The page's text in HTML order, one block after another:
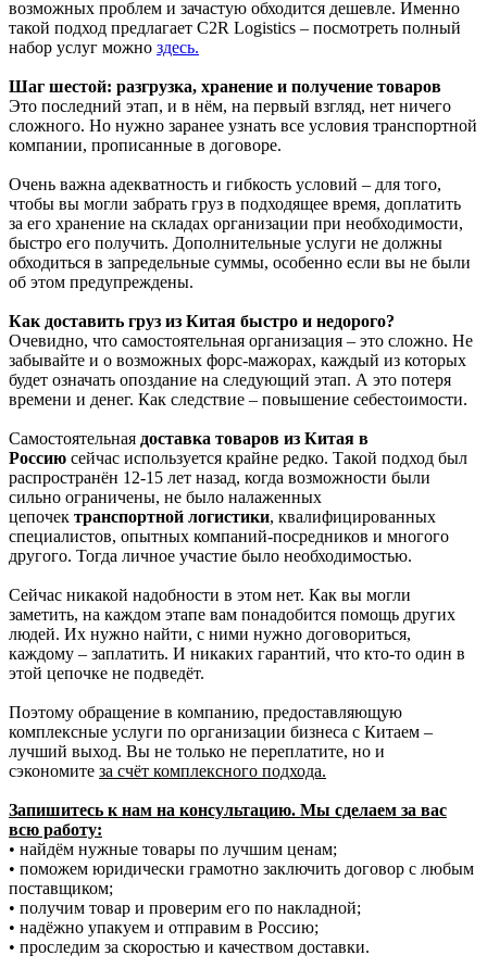
возможных проблем и зачастую обходится дешевле. Именно
такой подход предлагает C2R Logistics – посмотреть полный
набор услуг можно здесь.
Шаг шестой: разгрузка, хранение и получение товаров
Это последний этап, и в нём, на первый взгляд, нет ничего
сложного. Но нужно заранее узнать все условия транспортной
компании, прописанные в договоре.
Очень важна адекватность и гибкость условий – для того,
чтобы вы могли забрать груз в подходящее время, доплатить
за его хранение на складах организации при необходимости,
быстро его получить. Дополнительные услуги не должны
обходиться в запредельные суммы, особенно если вы не были
об этом предупреждены.
Как доставить груз из Китая быстро и недорого?
Очевидно, что самостоятельная организация – это сложно. Не
забывайте и о возможных форс-мажорах, каждый из которых
будет означать опоздание на следующий этап. А это потеря
времени и денег. Как следствие – повышение себестоимости.
Самостоятельная доставка товаров из Китая в
Россию сейчас используется крайне редко. Такой подход был
распространён 12-15 лет назад, когда возможности были
сильно ограничены, не было налаженных
цепочек транспортной логистики, квалифицированных
специалистов, опытных компаний-посредников и многого
другого. Тогда личное участие было необходимостью.
Сейчас никакой надобности в этом нет. Как вы могли
заметить, на каждом этапе вам понадобится помощь других
людей. Их нужно найти, с ними нужно договориться,
каждому – заплатить. И никаких гарантий, что кто-то один в
этой цепочке не подведёт.
Поэтому обращение в компанию, предоставляющую
комплексные услуги по организации бизнеса с Китаем –
лучший выход. Вы не только не переплатите, но и
сэкономите за счёт комплексного подхода.
Запишитесь к нам на консультацию. Мы сделаем за вас
всю работу:
• найдём нужные товары по лучшим ценам;
• поможем юридически грамотно заключить договор с любым
поставщиком;
• получим товар и проверим его по накладной;
• надёжно упакуем и отправим в Россию;
• проследим за скоростью и качеством доставки.